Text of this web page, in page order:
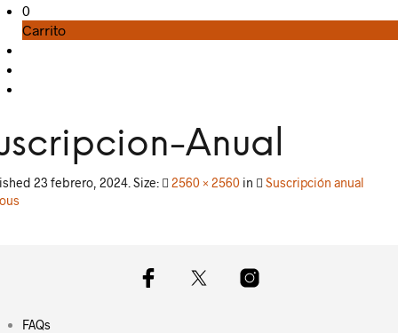
0
Carrito
Anual
23 febrero, 2024 . Size: 2560 × 2560 in
Suscripción anual
FAQs